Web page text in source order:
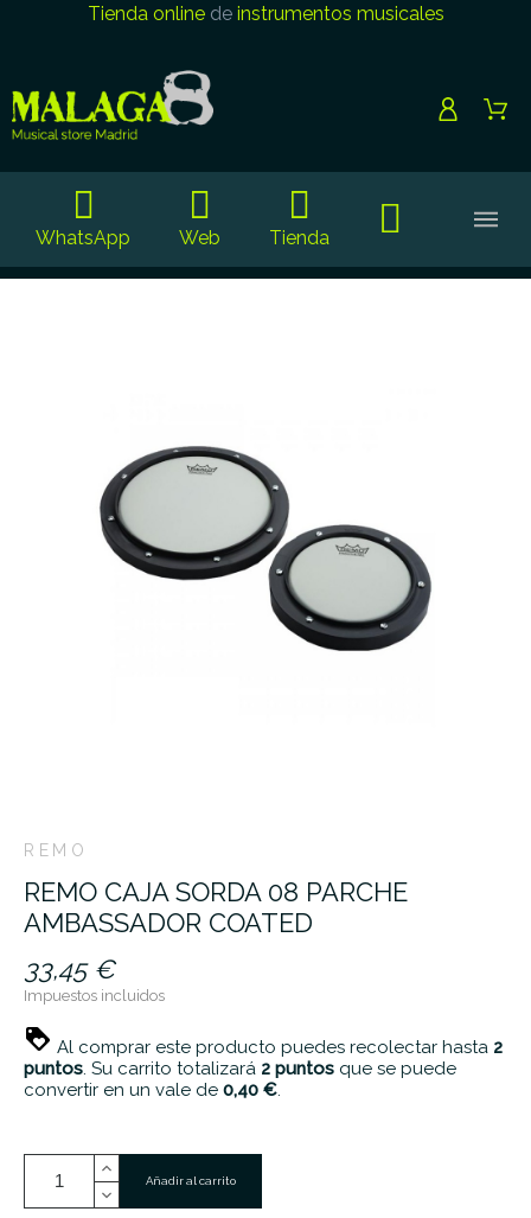
Tienda onlinede instrumentos musicales
WhatsApp Web Tienda
REMO
REMO CAJA SORDA 08 PARCHE
AMBASSADOR COATED
33,45 €
Impuestos incluidos
Al comprar este producto puedes recolectar hasta 2
puntos. Su carrito totalizará 2 puntos que se puede
convertir en un vale de 0,40 €.
Añadir al carrito